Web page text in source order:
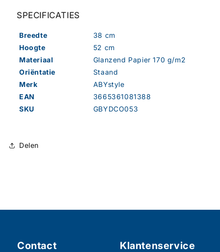
SPECIFICATIES
Breedte
38 cm
Hoogte
52 cm
Materiaal
Glanzend Papier 170 g/m2
Oriëntatie
Staand
Merk
ABYstyle
EAN
3665361081388
SKU
GBYDCO053
Delen
Contact Klantenservice